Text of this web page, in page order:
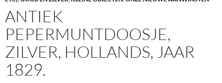
ANTIEK
PEPERMUNTDOOSJE,
ZILVER, HOLLANDS, JAAR
1829.